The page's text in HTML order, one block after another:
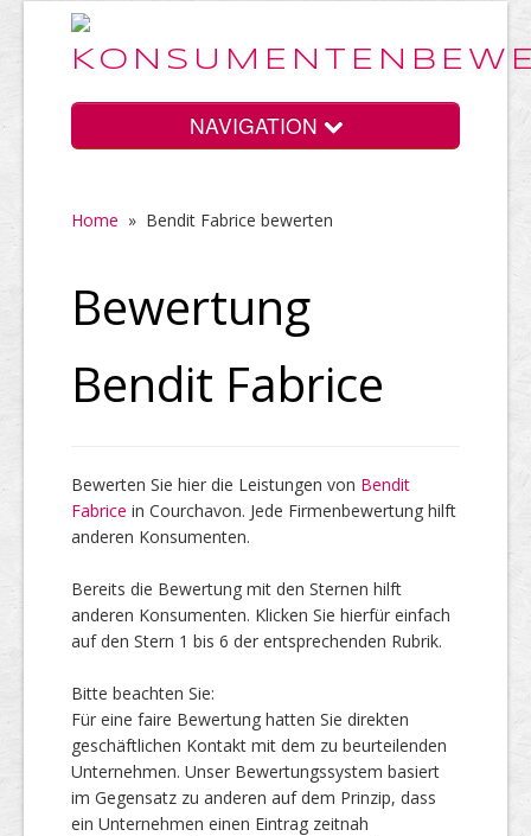
NAVIGATION
Home
Vorteile
HELP Awards
Top Firmen
Über uns
Home » Bendit Fabrice bewerten
Bewertung
Bendit Fabrice
Bewerten Sie hier die Leistungen von Bendit
Fabrice in Courchavon. Jede Firmenbewertung hilft
anderen Konsumenten.
Bereits die Bewertung mit den Sternen hilft
anderen Konsumenten. Klicken Sie hierfür einfach
auf den Stern 1 bis 6 der entsprechenden Rubrik.
Bitte beachten Sie:
Für eine faire Bewertung hatten Sie direkten
geschäftlichen Kontakt mit dem zu beurteilenden
Unternehmen. Unser Bewertungssystem basiert
im Gegensatz zu anderen auf dem Prinzip, dass
ein Unternehmen einen Eintrag zeitnah